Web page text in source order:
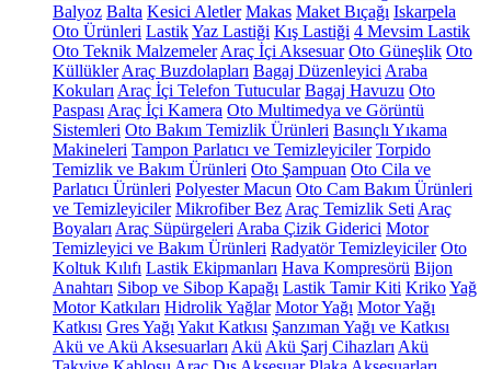
Balyoz Balta Kesici Aletler Makas Maket Bıçağı Iskarpela
Oto Ürünleri LastikYaz Lastiği Kış Lastiği 4 Mevsim Lastik
Oto Teknik Malzemeler Araç İçi Aksesuar Oto Güneşlik Oto
Küllükler Araç Buzdolapları Bagaj Düzenleyici Araba
Kokuları Araç İçi Telefon Tutucular Bagaj Havuzu Oto
Paspası Araç İçi Kamera Oto Multimedya ve Görüntü
Sistemleri Oto Bakım Temizlik Ürünleri Basınçlı Yıkama
Makineleri Tampon Parlatıcı ve Temizleyiciler Torpido
Temizlik ve Bakım Ürünleri Oto Şampuan Oto Cila ve
Parlatıcı Ürünleri Polyester Macun Oto Cam Bakım Ürünleri
ve Temizleyiciler Mikrofiber Bez Araç Temizlik Seti Araç
Boyaları Araç Süpürgeleri Araba Çizik Giderici Motor
Temizleyici ve Bakım Ürünleri Radyatör Temizleyiciler Oto
Koltuk Kılıfı Lastik Ekipmanları Hava Kompresörü Bijon
Anahtarı Sibop ve Sibop Kapağı Lastik Tamir Kiti KrikoYağ
Motor Katkıları Hidrolik Yağlar Motor Yağı Motor Yağı
Katkısı Gres Yağı Yakıt Katkısı Şanzıman Yağı ve Katkısı
Akü ve Akü Aksesuarları Akü Akü Şarj Cihazları Akü